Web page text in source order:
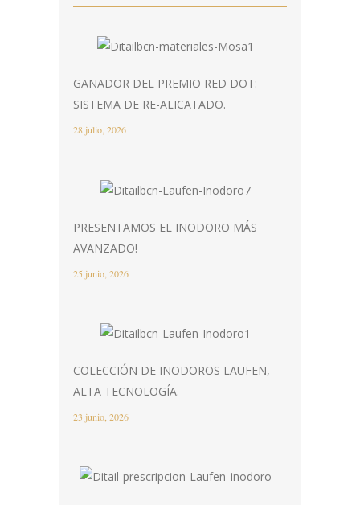
GANADOR DEL PREMIO RED DOT:
SISTEMA DE RE-ALICATADO.
28 julio, 2026
PRESENTAMOS EL INODORO MÁS
AVANZADO!
25 junio, 2026
COLECCIÓN DE INODOROS LAUFEN,
ALTA TECNOLOGÍA.
23 junio, 2026